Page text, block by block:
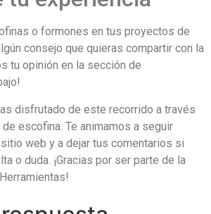
o formones en tus proyectos de
consejo que quieras compartir con la
tu opinión en la sección de
disfrutado de este recorrido a través
escofina. Te animamos a seguir
web y a dejar tus comentarios si
o duda. ¡Gracias por ser parte de la